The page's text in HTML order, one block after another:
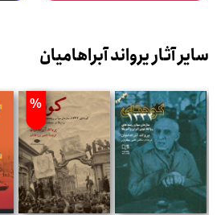
سایر آثار یرواند آبراهامیان
%